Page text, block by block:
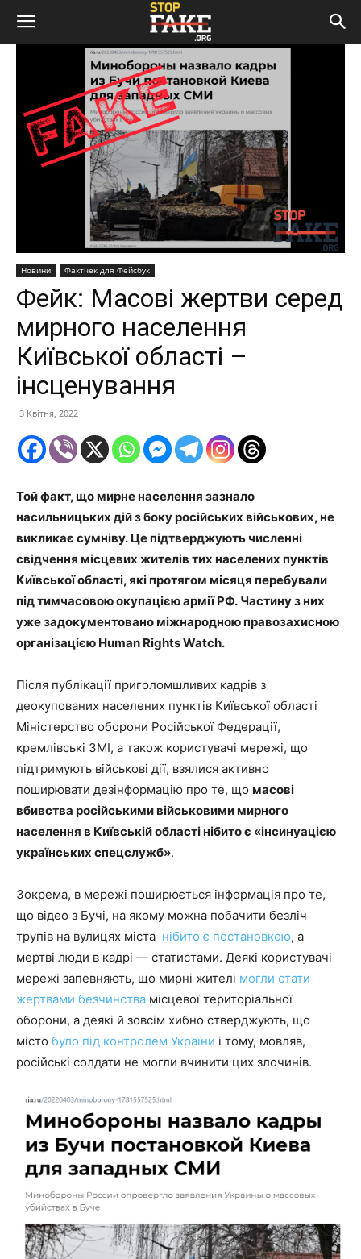
Новини Фактчек для Фейсбук
Фейк: Масові жертви серед
мирного населення
Київської області –
інсценування
3 Квітня, 2022
Той факт, що мирне населення зазнало
насильницьких дій з боку російських військових, не
викликає сумніву. Це підтверджують численні
свідчення місцевих жителів тих населених пунктів
Київської області, які протягом місяця перебували
під тимчасовою окупацією армії РФ. Частину з них
уже задокументовано міжнародною правозахисною
організацією Human Rights Watch.
Після публікації приголомшливих кадрів з
деокупованих населених пунктів Київської області
Міністерство оборони Російської Федерації,
кремлівські ЗМІ, а також користувачі мережі, що
підтримують військові дії, взялися активно
поширювати дезінформацію про те, що масові
вбивства російськими військовими мирного
населення в Київській області нібито є «інсинуацією
українських спецслужб».
Зокрема, в мережі поширюється інформація про те,
що відео з Бучі, на якому можна побачити безліч
трупів на вулицях міста нібито є постановкою, а
мертві люди в кадрі — статистами. Деякі користувачі
мережі запевняють, що мирні жителі могли стати
жертвами безчинства місцевої територіальної
оборони, а деякі й зовсім хибно стверджують, що
місто було під контролем України і тому, мовляв,
російські солдати не могли вчинити цих злочинів.